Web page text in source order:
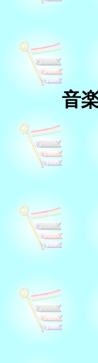
音